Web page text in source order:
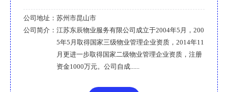
公司地址： 苏州市昆山市
公司简介： 江苏东辰物业服务有限公司成立于2004年5月，200
5年5月取得国家三级物业管理企业资质，2014年11
月更进一步取得国家二级物业管理企业资质，注册
资金1000万元。公司自成......